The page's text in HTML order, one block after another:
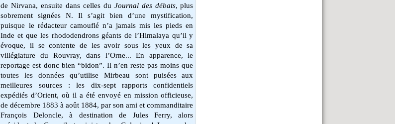
de Nirvana, ensuite dans celles du Journal des débats, plus
sobrement signées N. Il s’agit bien d’une mystification,
puisque le rédacteur camouflé n’a jamais mis les pieds en
Inde et que les rhododendrons géants de l’Himalaya qu’il y
évoque, il se contente de les avoir sous les yeux de sa
villégiature du Rouvray, dans l’Orne... En apparence, le
reportage est donc bien “bidon”. Il n’en reste pas moins que
toutes les données qu’utilise Mirbeau sont puisées aux
meilleures sources : les dix-sept rapports confidentiels
expédiés d’Orient, où il a été envoyé en mission officieuse,
de décembre 1883 à août 1884, par son ami et commanditaire
François Deloncle, à destination de Jules Ferry, alors